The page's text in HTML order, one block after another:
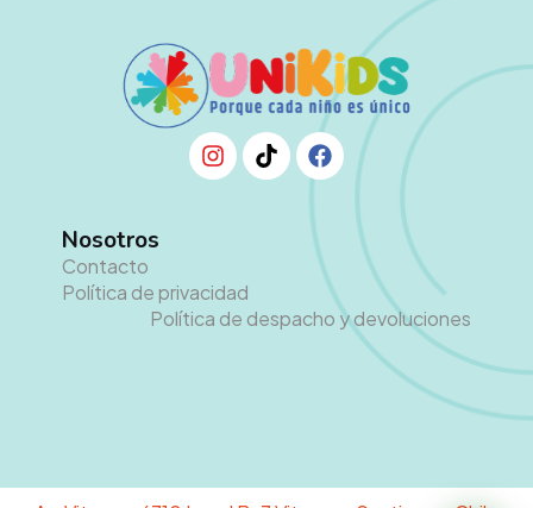
Nosotros
Contacto
Política de privacidad
Política de despacho y devoluciones